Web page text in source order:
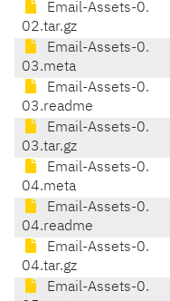
Email-Assets-0.
02.tar.gz
Email-Assets-0.
03.meta
Email-Assets-0.
03.readme
Email-Assets-0.
03.tar.gz
Email-Assets-0.
04.meta
Email-Assets-0.
04.readme
Email-Assets-0.
04.tar.gz
Email-Assets-0.